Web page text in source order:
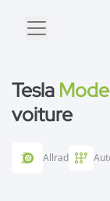
Tesla
voiture
Allrad